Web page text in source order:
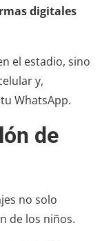
digitales
el estadio, sino
y,
WhatsApp.
de
no solo
de los niños.